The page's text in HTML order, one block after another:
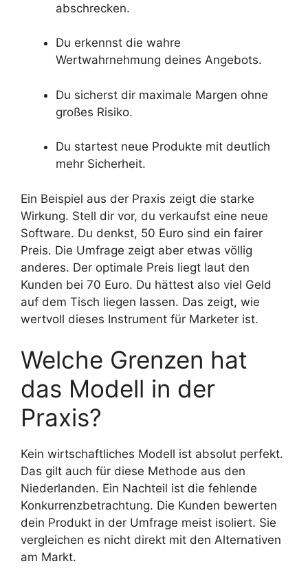
abschrecken.
Du erkennst die wahre
Wertwahrnehmung deines Angebots.
Du sicherst dir maximale Margen ohne
großes Risiko.
Du startest neue Produkte mit deutlich
mehr Sicherheit.
Ein Beispiel aus der Praxis zeigt die starke
Wirkung. Stell dir vor, du verkaufst eine neue
Software. Du denkst, 50 Euro sind ein fairer
Preis. Die Umfrage zeigt aber etwas völlig
anderes. Der optimale Preis liegt laut den
Kunden bei 70 Euro. Du hättest also viel Geld
auf dem Tisch liegen lassen. Das zeigt, wie
wertvoll dieses Instrument für Marketer ist.
Welche Grenzen hat
das Modell in der
Praxis?
Kein wirtschaftliches Modell ist absolut perfekt.
Das gilt auch für diese Methode aus den
Niederlanden. Ein Nachteil ist die fehlende
Konkurrenzbetrachtung. Die Kunden bewerten
dein Produkt in der Umfrage meist isoliert. Sie
vergleichen es nicht direkt mit den Alternativen
am Markt.